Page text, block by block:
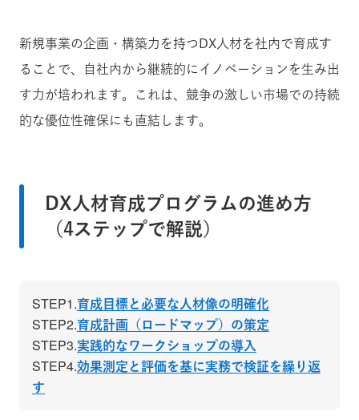
新規事業の企画・構築力を持つDX人材を社内で育成す
ることで、自社内から継続的にイノベーションを生み出
す力が培われます。これは、競争の激しい市場での持続
的な優位性確保にも直結します。
DX人材育成プログラムの進め方
（4ステップで解説）
STEP1.育成目標と必要な人材像の明確化
STEP2.育成計画（ロードマップ）の策定
STEP3.実践的なワークショップの導入
STEP4.効果測定と評価を基に実務で検証を繰り返
す